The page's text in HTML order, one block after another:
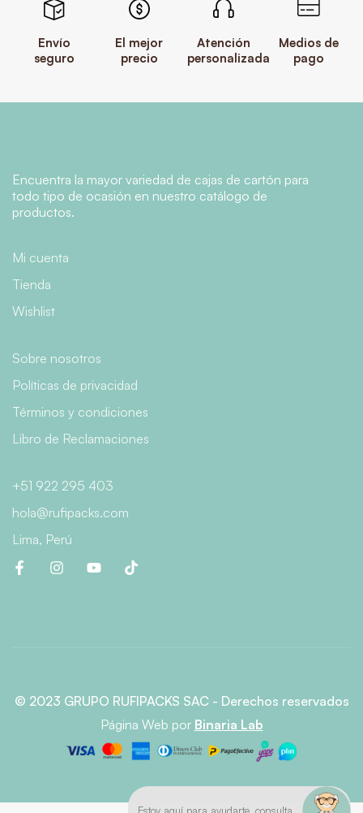
Envío
seguro
El mejor
precio
Atención
personalizada
Medios de
pago
Encuentra la mayor variedad de cajas de cartón para
todo tipo de ocasión en nuestro catálogo de
productos.
Mi cuenta
Tienda
Wishlist
Sobre nosotros
Políticas de privacidad
Términos y condiciones
Libro de Reclamaciones
+51 922 295 403
hola@rufipacks.com
Lima, Perú
© 2023 GRUPO RUFIPACKS SAC - Derechos reservados
Página Web por Binaria Lab